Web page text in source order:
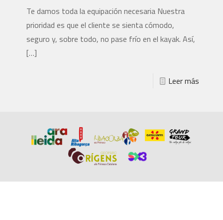
Te damos toda la equipación necesaria Nuestra
prioridad es que el cliente se sienta cómodo,
seguro y, sobre todo, no pase frío en el kayak. Así,
[…]
Leer más